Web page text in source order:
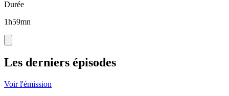
Durée
1h59mn
Les derniers épisodes
Voir l'émission